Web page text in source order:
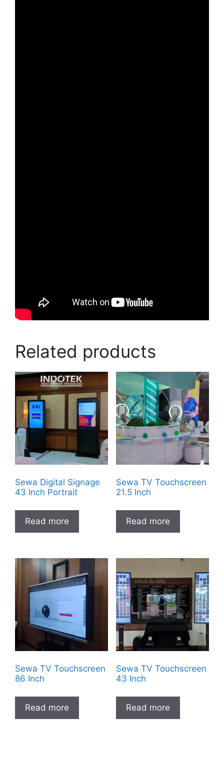
Related products
Sewa Digital Signage
43 Inch Portrait
Read more
Sewa TV Touchscreen
21.5 Inch
Read more
Sewa TV Touchscreen
86 Inch
Read more
Sewa TV Touchscreen
43 Inch
Read more